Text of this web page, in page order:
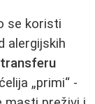
se koristi
alergijskih
„primi“ -